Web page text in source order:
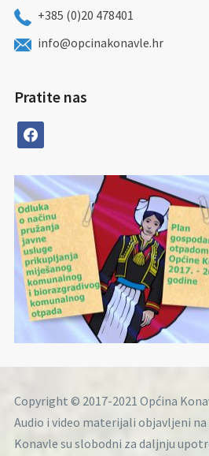
+385 (0)20 478401
info@opcinakonavle.hr
Pratite nas
facebook
Copyright © 2017-2021 Općina
Audio i video materijali objavljeni
Konavle su slobodni za daljnju